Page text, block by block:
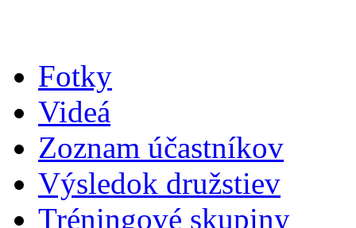
Fotky
Videá
Zoznam účastníkov
Výsledok družstiev
Tréningové skupiny